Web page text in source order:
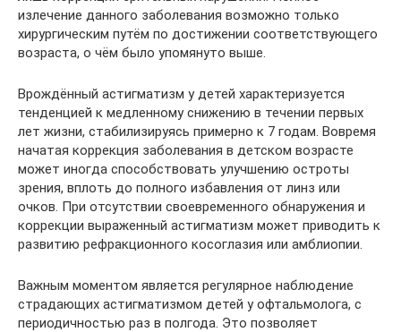
излечение данного заболевания возможно только
хирургическим путём по достижении соответствующего
возраста, о чём было упомянуто выше.
Врождённый астигматизм у детей характеризуется
тенденцией к медленному снижению в течении первых
лет жизни, стабилизируясь примерно к 7 годам. Вовремя
начатая коррекция заболевания в детском возрасте
может иногда способствовать улучшению остроты
зрения, вплоть до полного избавления от линз или
очков. При отсутствии своевременного обнаружения и
коррекции выраженный астигматизм может приводить к
развитию рефракционного косоглазия или амблиопии.
Важным моментом является регулярное наблюдение
страдающих астигматизмом детей у офтальмолога, с
периодичностью раз в полгода. Это позволяет